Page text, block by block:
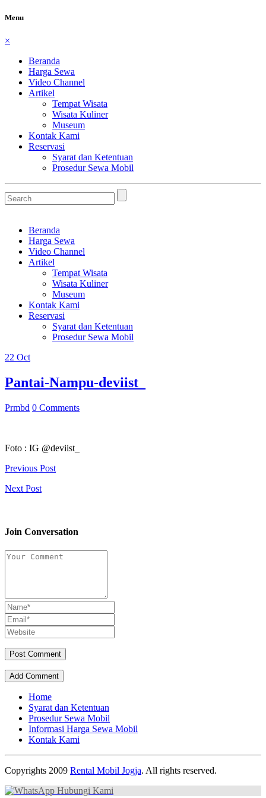
Menu
×
Beranda
Harga Sewa
Video Channel
Artikel
Tempat Wisata
Wisata Kuliner
Museum
Kontak Kami
Reservasi
Syarat dan Ketentuan
Prosedur Sewa Mobil
Beranda
Harga Sewa
Video Channel
Artikel
Tempat Wisata
Wisata Kuliner
Museum
Kontak Kami
Reservasi
Syarat dan Ketentuan
Prosedur Sewa Mobil
22 Oct
Pantai-Nampu-deviist_
Prmbd 0 Comments
Foto : IG @deviist_
Previous Post
Next Post
Join Conversation
Add Comment
Home
Syarat dan Ketentuan
Prosedur Sewa Mobil
Informasi Harga Sewa Mobil
Kontak Kami
Copyrights 2009 Rental Mobil Jogja. All rights reserved.
Hubungi Kami